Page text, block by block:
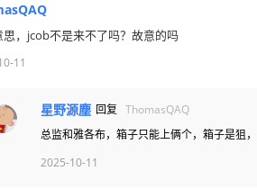
思，jcob不是来不了吗？故意的吗
11
星野源塵 回复 ThomasQAQ
总监和雅各布，箱子只能上俩个，箱子是狙
2025-10-11